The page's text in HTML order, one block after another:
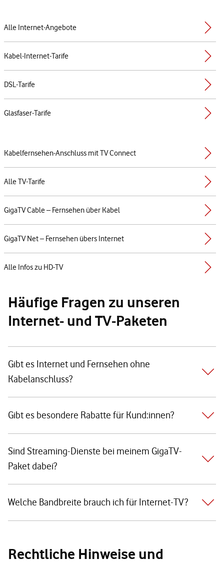
Alle Internet-Angebote
Kabel-Internet-Tarife
DSL-Tarife
Glasfaser-Tarife
Kabelfernsehen-Anschluss mit TV Connect
Alle TV-Tarife
GigaTV Cable – Fernsehen über Kabel
GigaTV Net – Fernsehen übers Internet
Alle Infos zu HD-TV
Häufige Fragen zu unseren
Internet- und TV-Paketen
Gibt es Internet und Fernsehen ohne
Kabelanschluss?
Gibt es besondere Rabatte für Kund:innen?
Sind Streaming-Dienste bei meinem GigaTV-
Paket dabei?
Welche Bandbreite brauch ich für Internet-TV?
Rechtliche Hinweise und